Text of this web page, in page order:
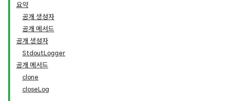
요약
공개 생성자
공개 메서드
공개 생성자
StdoutLogger
공개 메서드
clone
closeLog